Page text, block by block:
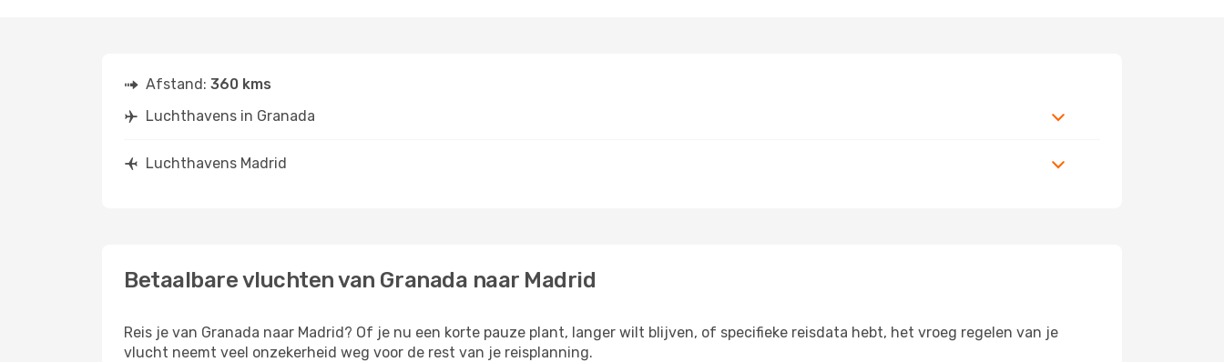
Afstand: 360 kms
Luchthavens in Granada
Luchthavens Madrid
Betaalbare vluchten van Granada naar Madrid
Reis je van Granada naar Madrid? Of je nu een korte pauze plant, langer wilt blijven, of specifieke reisdata hebt, het vroeg regelen van je
vlucht neemt veel onzekerheid weg voor de rest van je reisplanning.